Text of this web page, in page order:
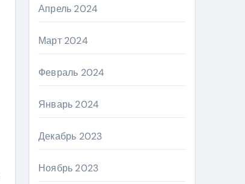
Апрель 2024
Март 2024
Февраль 2024
Январь 2024
Декабрь 2023
Ноябрь 2023